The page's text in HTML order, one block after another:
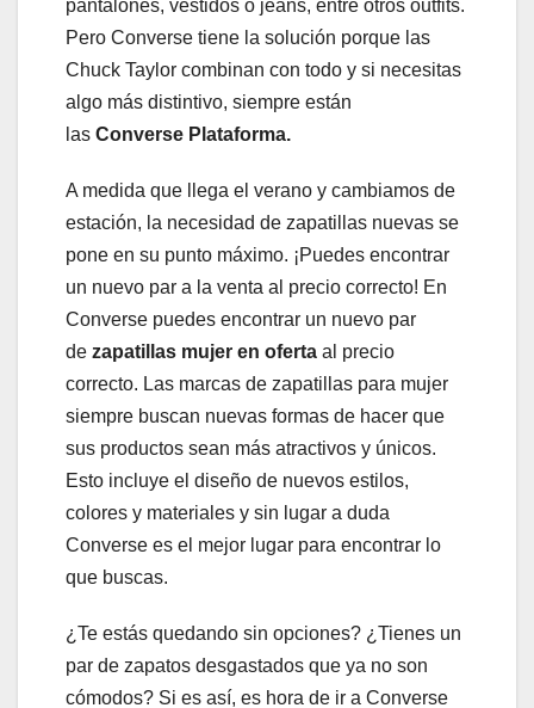
pantalones, vestidos o jeans, entre otros outfits.
Pero Converse tiene la solución porque las
Chuck Taylor combinan con todo y si necesitas
algo más distintivo, siempre están
las Converse Plataforma.
A medida que llega el verano y cambiamos de
estación, la necesidad de zapatillas nuevas se
pone en su punto máximo. ¡Puedes encontrar
un nuevo par a la venta al precio correcto! En
Converse puedes encontrar un nuevo par
de zapatillas mujer en oferta al precio
correcto. Las marcas de zapatillas para mujer
siempre buscan nuevas formas de hacer que
sus productos sean más atractivos y únicos.
Esto incluye el diseño de nuevos estilos,
colores y materiales y sin lugar a duda
Converse es el mejor lugar para encontrar lo
que buscas.
¿Te estás quedando sin opciones? ¿Tienes un
par de zapatos desgastados que ya no son
cómodos? Si es así, es hora de ir a Converse